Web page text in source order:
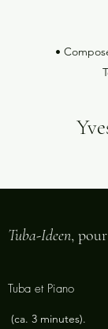
•
Tuba-Ideen,
Tuba et Piano
(ca. 3 minutes).